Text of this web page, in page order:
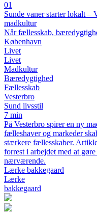
01
Sunde vaner starter lokalt –
madkultur
Når fællesskab,
København
Livet
Livet
Madkultur
Bæredygtighed
Fællesskab
Vesterbro
Sund livsstil
7 min
På Vesterbro spirer en ny
fælleshaver og markeder
stærkere fællesskaber.
forrest i arbejdet med at
nærværende.
Lærke bakkegaard
Lærke
bakkegaard